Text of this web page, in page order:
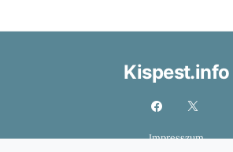
Kispest.info
Impresszum